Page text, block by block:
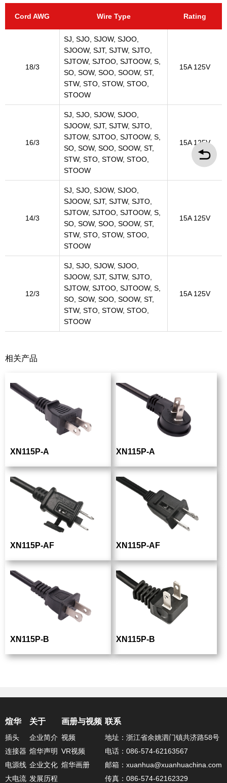
Cord AWG Wire Type Rating
18/3
SJ, SJO, SJOW, SJOO,
SJOOW, SJT, SJTW, SJTO,
SJTOW, SJTOO, SJTOOW, S,
SO, SOW, SOO, SOOW, ST,
STW, STO, STOW, STOO,
STOOW
15A 125V
16/3
SJ, SJO, SJOW, SJOO,
SJOOW, SJT, SJTW, SJTO,
SJTOW, SJTOO, SJTOOW, S,
SO, SOW, SOO, SOOW, ST,
STW, STO, STOW, STOO,
STOOW
15A 125V
14/3
SJ, SJO, SJOW, SJOO,
SJOOW, SJT, SJTW, SJTO,
SJTOW, SJTOO, SJTOOW, S,
SO, SOW, SOO, SOOW, ST,
STW, STO, STOW, STOO,
STOOW
15A 125V
12/3
SJ, SJO, SJOW, SJOO,
SJOOW, SJT, SJTW, SJTO,
SJTOW, SJTOO, SJTOOW, S,
SO, SOW, SOO, SOOW, ST,
STW, STO, STOW, STOO,
STOOW
15A 125V
相关产品
XN115P-A XN115P-A
XN115P-AF XN115P-AF
XN115P-B XN115P-B
煊华
插头
连接器
电源线
大电流
关于
企业简介
煊华声明
企业文化
发展历程
画册与视频
视频
VR视频
煊华画册
联系
地址：浙江省余姚泗门镇共济路58号
电话：086-574-62163567
邮箱：xuanhua@xuanhuachina.com
传真：086-574-62162329